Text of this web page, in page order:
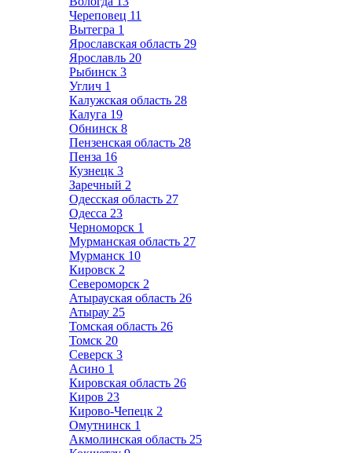
Череповец 11
Вытегра 1
Ярославская область 29
Ярославль 20
Рыбинск 3
Углич 1
Калужская область 28
Калуга 19
Обнинск 8
Пензенская область 28
Пенза 16
Кузнецк 3
Заречный 2
Одесская область 27
Одесса 23
Черноморск 1
Мурманская область 27
Мурманск 10
Кировск 2
Североморск 2
Атырауская область 26
Атырау 25
Томская область 26
Томск 20
Северск 3
Асино 1
Кировская область 26
Киров 23
Кирово-Чепецк 2
Омутнинск 1
Акмолинская область 25